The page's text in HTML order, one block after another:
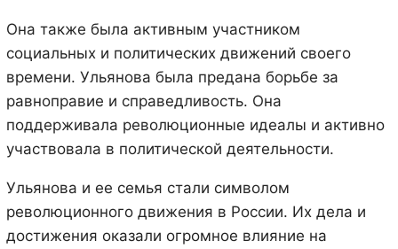
Она также была активным участником
социальных и политических движений своего
времени. Ульянова была предана борьбе за
равноправие и справедливость. Она
поддерживала революционные идеалы и активно
участвовала в политической деятельности.
Ульянова и ее семья стали символом
революционного движения в России. Их дела и
достижения оказали огромное влияние на